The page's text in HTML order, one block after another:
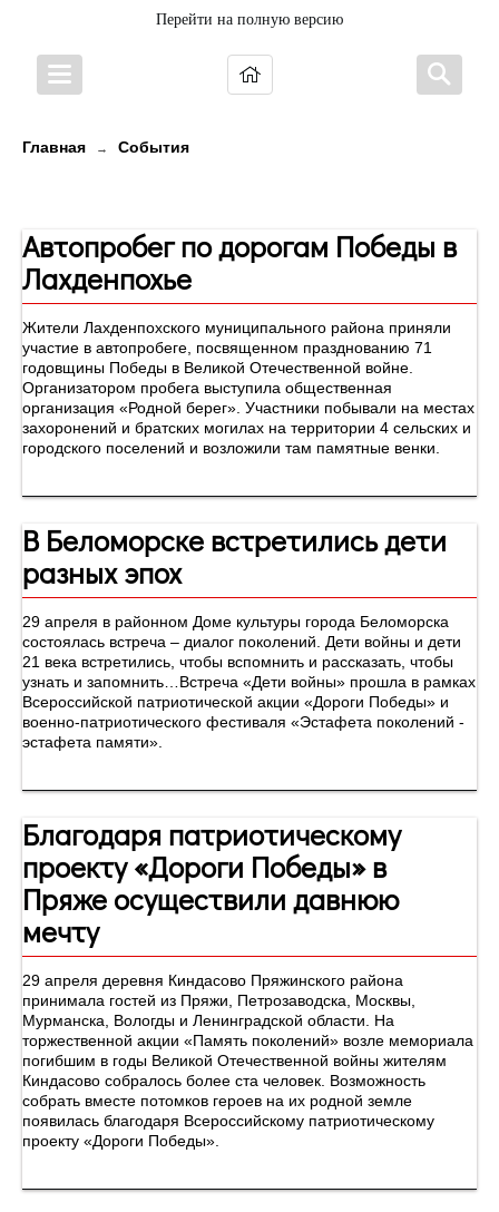
Перейти на полную версию
Главная → События
Автопробег по дорогам Победы в
Лахденпохье
Жители Лахденпохского муниципального района приняли
участие в автопробеге, посвященном празднованию 71
годовщины Победы в Великой Отечественной войне.
Организатором пробега выступила общественная
организация «Родной берег». Участники побывали на местах
захоронений и братских могилах на территории 4 сельских и
городского поселений и возложили там памятные венки.
В Беломорске встретились дети
разных эпох
29 апреля в районном Доме культуры города Беломорска
состоялась встреча – диалог поколений. Дети войны и дети
21 века встретились, чтобы вспомнить и рассказать, чтобы
узнать и запомнить…Встреча «Дети войны» прошла в рамках
Всероссийской патриотической акции «Дороги Победы» и
военно-патриотического фестиваля «Эстафета поколений -
эстафета памяти».
Благодаря патриотическому
проекту «Дороги Победы» в
Пряже осуществили давнюю
мечту
29 апреля деревня Киндасово Пряжинского района
принимала гостей из Пряжи, Петрозаводска, Москвы,
Мурманска, Вологды и Ленинградской области. На
торжественной акции «Память поколений» возле мемориала
погибшим в годы Великой Отечественной войны жителям
Киндасово собралось более ста человек. Возможность
собрать вместе потомков героев на их родной земле
появилась благодаря Всероссийскому патриотическому
проекту «Дороги Победы».